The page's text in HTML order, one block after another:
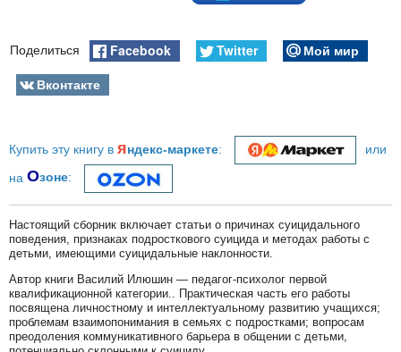
Поделиться Facebook Twitter
Мой мир
Вконтакте
Купить эту книгу в яндекс-маркете: или
на Озоне:
Настоящий сборник включает статьи о причинах суицидального
поведения, признаках подросткового суицида и методах работы с
детьми, имеющими суицидальные наклонности.
Автор книги Василий Илюшин — педагог-психолог первой
квалификационной категории.. Практическая часть его работы
посвящена личностному и интеллектуальному развитию учащихся;
проблемам взаимопонимания в семьях с подростками; вопросам
преодоления коммуникативного барьера в общении с детьми,